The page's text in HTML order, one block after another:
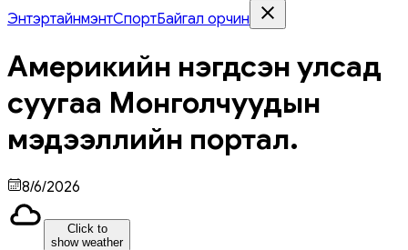
ЭнтэртайнмэнтСпортБайгал орчин
Америкийн нэгдсэн улсад
суугаа Монголчуудын
мэдээллийн портал.
8/6/2026
Click to
show weather